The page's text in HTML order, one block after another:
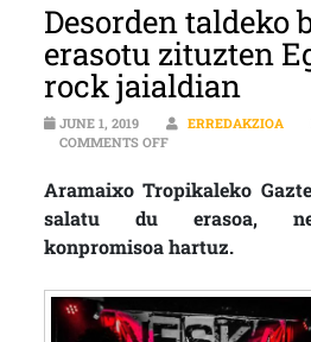
Desorden taldeko
erasotu zituzten
rock jaialdian
JUNE 1, 2019 ERREDAKZIOA
COMMENTS OFFON DESORDEN
Aramaixo Tropikaleko
salatu du erasoa,
konpromisoa hartuz.